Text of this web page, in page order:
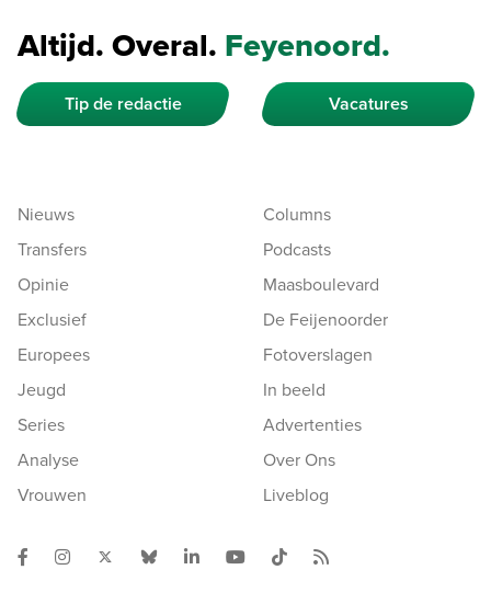
Altijd. Overal. Feyenoord.
Tip de redactie Vacatures
Nieuws
Transfers
Opinie
Exclusief
Europees
Jeugd
Series
Analyse
Vrouwen
Columns
Podcasts
Maasboulevard
De Feijenoorder
Fotoverslagen
In beeld
Advertenties
Over Ons
Liveblog